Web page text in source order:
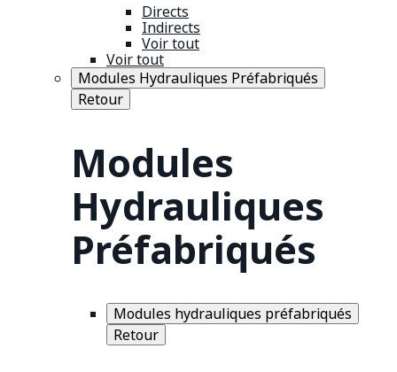
Directs
Indirects
Voir tout
Voir tout
Modules Hydrauliques Préfabriqués
Retour
Modules
Hydrauliques
Préfabriqués
Modules hydrauliques préfabriqués
Retour